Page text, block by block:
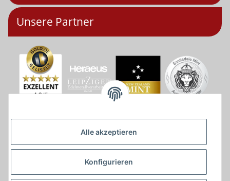
Alle akzeptieren
Konfigurieren
Unsere Partner